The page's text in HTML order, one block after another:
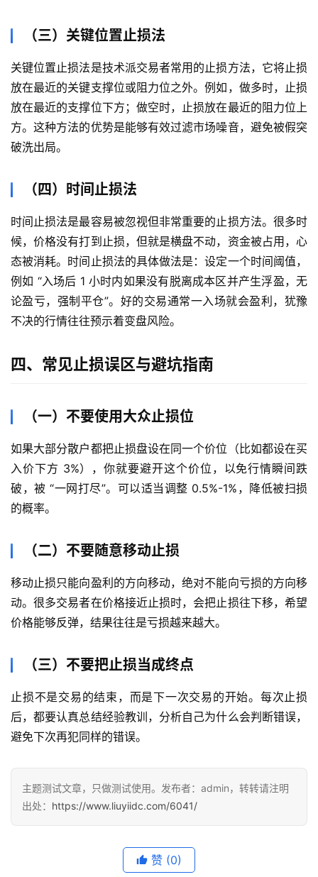
货
期
货
开
户
期
货
纳
指
期
货
股
金
期
货
（三）关键位置止损法
关键位置止损法是技术派交易者常用的止损方法，它将止损
放在最近的关键支撑位或阻力位之外。例如，做多时，止损
放在最近的支撑位下方；做空时，止损放在最近的阻力位上
方。这种方法的优势是能够有效过滤市场噪音，避免被假突
破洗出局。
（四）时间止损法
时间止损法是最容易被忽视但非常重要的止损方法。很多时
候，价格没有打到止损，但就是横盘不动，资金被占用，心
态被消耗。时间止损法的具体做法是：设定一个时间阈值，
例如 “入场后 1 小时内如果没有脱离成本区并产生浮盈，无
论盈亏，强制平仓”。好的交易通常一入场就会盈利，犹豫
不决的行情往往预示着变盘风险。
四、常见止损误区与避坑指南
（一）不要使用大众止损位
如果大部分散户都把止损盘设在同一个价位（比如都设在买
入价下方 3%），你就要避开这个价位，以免行情瞬间跌
破，被 “一网打尽”。可以适当调整 0.5%-1%，降低被扫损
的概率。
（二）不要随意移动止损
移动止损只能向盈利的方向移动，绝对不能向亏损的方向移
动。很多交易者在价格接近止损时，会把止损往下移，希望
价格能够反弹，结果往往是亏损越来越大。
（三）不要把止损当成终点
止损不是交易的结束，而是下一次交易的开始。每次止损
后，都要认真总结经验教训，分析自己为什么会判断错误，
避免下次再犯同样的错误。
主题测试文章，只做测试使用。发布者：admin，转转请注明
出处： https://www.liuyiidc.com/6041/
赞 (0)